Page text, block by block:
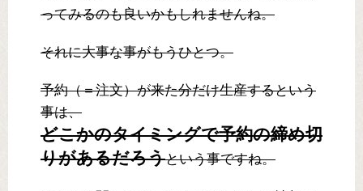
ってみるのも良いかもしれませんね。
それに大事な事がもうひとつ。
予約（＝注文）が来た分だけ生産するという
事は、
どこかのタイミングで予約の締め切
りがあるだろうという事ですね。